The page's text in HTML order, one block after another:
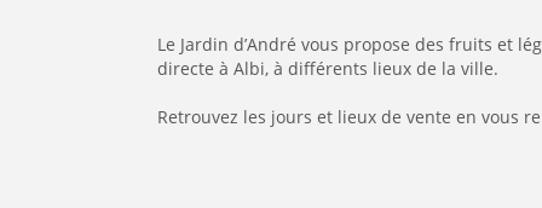
Le Jardin d’André vous propose des fruits et
directe à Albi, à différents lieux de la ville.
Retrouvez les jours et lieux de vente en vous